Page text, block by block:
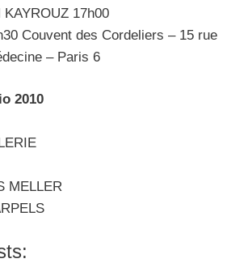
17h00
Couvent des Cordeliers – 15 rue
– Paris 6
2010
MELLER